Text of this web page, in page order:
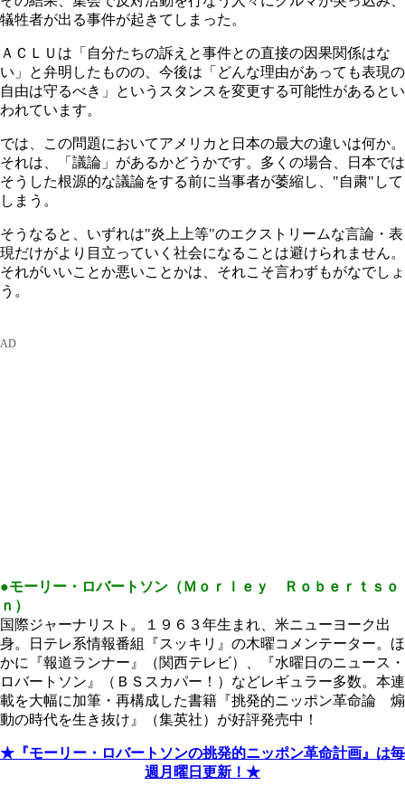
犠牲者が出る事件が起きてしまった。
ＡＣＬＵは「自分たちの訴えと事件との直接の因果関係はな
い」と弁明したものの、今後は「どんな理由があっても表現の
自由は守るべき」というスタンスを変更する可能性があるとい
われています。
では、この問題においてアメリカと日本の最大の違いは何か。
それは、「議論」があるかどうかです。多くの場合、日本では
そうした根源的な議論をする前に当事者が萎縮し、"自粛"して
しまう。
そうなると、いずれは"炎上上等"のエクストリームな言論・表
現だけがより目立っていく社会になることは避けられません。
それがいいことか悪いことかは、それこそ言わずもがなでしょ
う。
●モーリー・ロバートソン（Ｍｏｒｌｅｙ Ｒｏｂｅｒｔｓｏ
ｎ）
国際ジャーナリスト。１９６３年生まれ、米ニューヨーク出
身。日テレ系情報番組『スッキリ』の木曜コメンテーター。ほ
かに『報道ランナー』（関西テレビ）、『水曜日のニュース・
ロバートソン』（ＢＳスカパー！）などレギュラー多数。本連
載を大幅に加筆・再構成した書籍『挑発的ニッポン革命論 煽
動の時代を生き抜け』（集英社）が好評発売中！
★『モーリー・ロバートソンの挑発的ニッポン革命計画』は毎
週月曜日更新！★